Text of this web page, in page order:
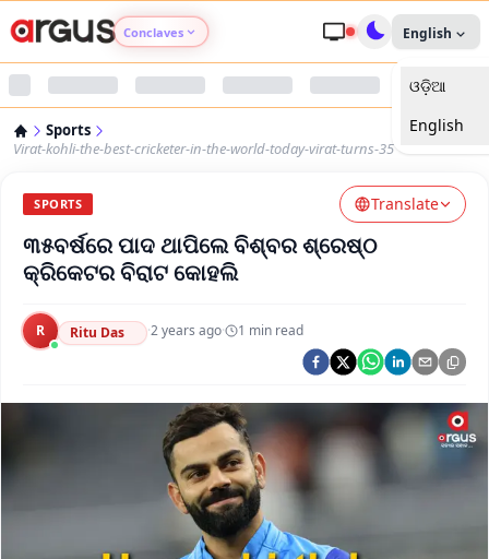
Conclaves
Argus Nari Shakti
Argus Health Connect
Argus Chalo Dekhein Apna Desh
English
ଓଡ଼ିଆ
English
Sports
Virat-kohli-the-best-cricketer-in-the-world-today-virat-turns-35
SPORTS Translate
୩୫ବର୍ଷରେ ପାଦ ଥାପିଲେ ବିଶ୍ବର ଶ୍ରେଷ୍ଠ
କ୍ରିକେଟର ବିରାଟ କୋହଲି
R Ritu Das ·2 years ago· 1 min read